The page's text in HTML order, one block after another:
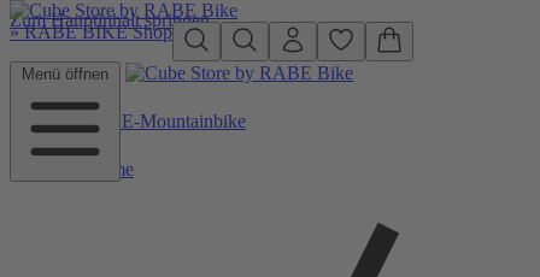
Zum Hauptinhalt springen
»RABE BIKE Shop
Menü öffnen
Zurück zu E-Mountainbike
Home